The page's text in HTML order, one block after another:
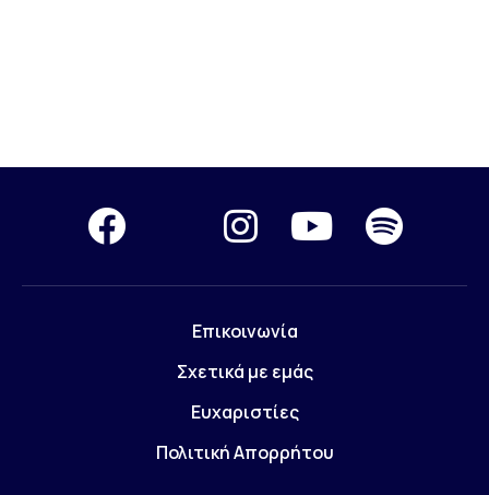
Επικοινωνία
Σχετικά με εμάς
Ευχαριστίες
Πολιτική Απορρήτου